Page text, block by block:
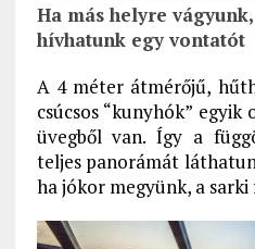
Ha más helyre
hívhatunk egy vontatót
A 4 méter átmérőjű,
csúcsos “kunyhók”
üvegből van. Így a
teljes panorámát
ha jókor megyünk, a sarki